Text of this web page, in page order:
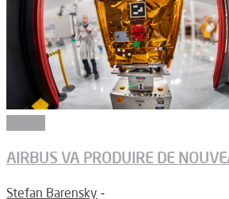
AIRBUS VA PRODUIRE DE
Stefan Barensky -